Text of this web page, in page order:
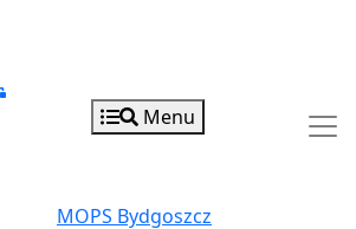
Menu
MOPS Bydgoszcz